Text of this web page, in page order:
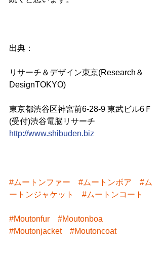
出典：
リサーチ＆デザイン東京(Research＆
DesignTOKYO)
東京都渋谷区神宮前6-28-9 東武ビル6Ｆ
(受付)渋谷電脳リサーチ
http://www.shibuden.biz
#ムートンファー #ムートンボア
#ム
ートンジャケット
#ムートンコート
#Moutonfur
#Moutonboa
#Moutonjacket
#Moutoncoat